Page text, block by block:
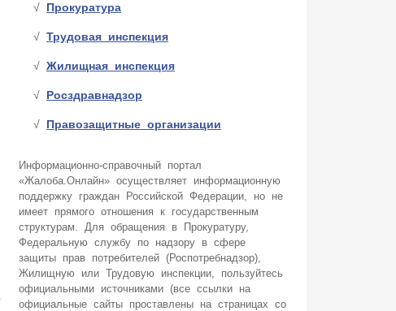
Прокуратура
Трудовая инспекция
Жилищная инспекция
Росздравнадзор
Правозащитные организации
Информационно-справочный портал
«Жалоба.Онлайн» осуществляет информационную
поддержку граждан Российской Федерации, но не
имеет прямого отношения к государственным
структурам. Для обращения в Прокуратуру,
Федеральную службу по надзору в сфере
защиты прав потребителей (Роспотребнадзор),
Жилищную или Трудовую инспекции, пользуйтесь
официальными источниками (все ссылки на
официальные сайты проставлены на страницах со